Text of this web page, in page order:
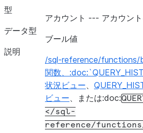
STORAGE_SERIALIZATION_POLICY
型
アカウント --- アカウン
データ型
ブール値
説明
/sql-reference/functions/
関数、
状況ビュー、
ビュー、または:doc:
</sql-
reference/